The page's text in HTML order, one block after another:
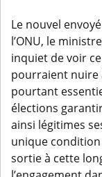
Le nouvel
l’ONU, le
inquiet de voir
pourraient nuire
pourtant
élections
ainsi légitimes
unique
sortie à cette